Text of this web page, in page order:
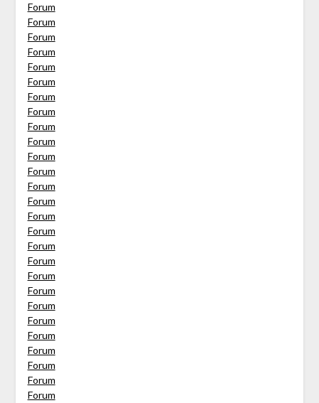
Forum
Forum
Forum
Forum
Forum
Forum
Forum
Forum
Forum
Forum
Forum
Forum
Forum
Forum
Forum
Forum
Forum
Forum
Forum
Forum
Forum
Forum
Forum
Forum
Forum
Forum
Forum